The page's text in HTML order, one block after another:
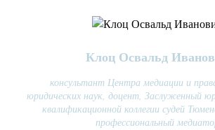
Клоц Освальд
консультант Центра медиации и
юридических наук, доцент, Заслуженный
квалификационной коллегии судей
профессиональный